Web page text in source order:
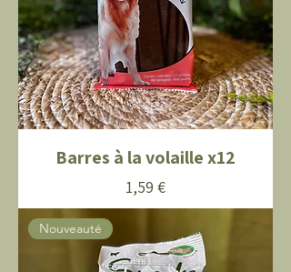
Barres à la volaille x12
Prix
1,59 €
Nouveauté